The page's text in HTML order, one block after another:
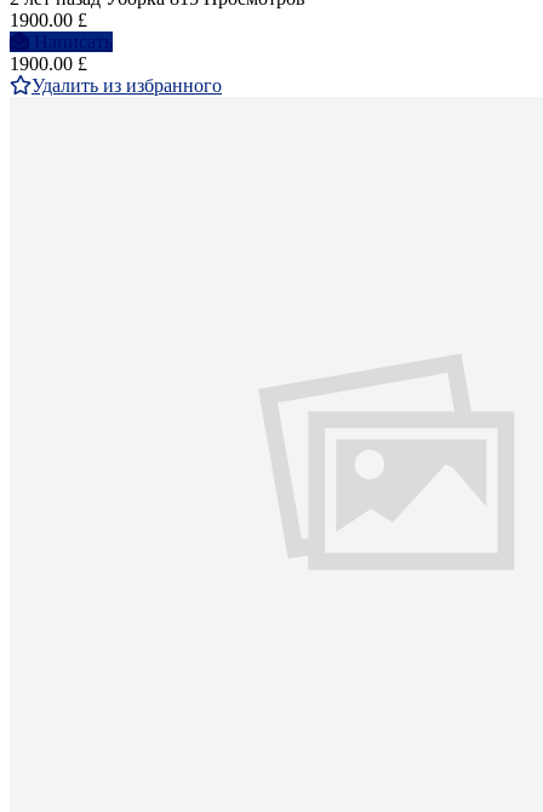
1900.00 £
Написать
1900.00 £
Удалить из избранного